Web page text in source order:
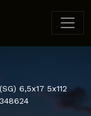
6,5x17 5x112